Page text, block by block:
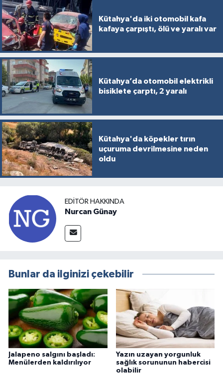
Kütahya'da iki otomobil kafa
kafaya çarpıştı, ölü ve yaralı var
Kütahya’da otomobil elektrikli
bisiklete çarptı, 2 yaralı
Kütahya'da köpekler tırın
uçuruma devrilmesine neden
oldu
EDITÖR HAKKINDA
Nurcan Günay
Bunlar da ilginizi çekebilir
Jalapeno salgını başladı:
Menülerden kaldırılıyor
Yazın uzayan yorgunluk
sağlık sorununun habercisi
olabilir